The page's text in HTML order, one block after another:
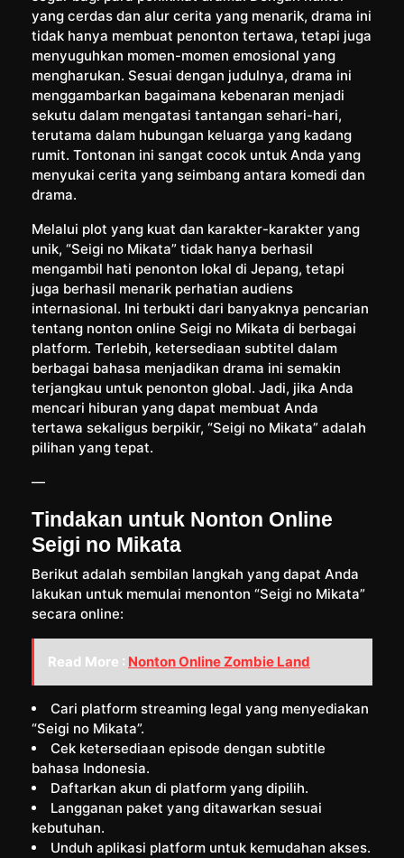
yang cerdas dan alur cerita yang menarik, drama ini
tidak hanya membuat penonton tertawa, tetapi juga
menyuguhkan momen-momen emosional yang
mengharukan. Sesuai dengan judulnya, drama ini
menggambarkan bagaimana kebenaran menjadi
sekutu dalam mengatasi tantangan sehari-hari,
terutama dalam hubungan keluarga yang kadang
rumit. Tontonan ini sangat cocok untuk Anda yang
menyukai cerita yang seimbang antara komedi dan
drama.
Melalui plot yang kuat dan karakter-karakter yang
unik, “Seigi no Mikata” tidak hanya berhasil
mengambil hati penonton lokal di Jepang, tetapi
juga berhasil menarik perhatian audiens
internasional. Ini terbukti dari banyaknya pencarian
tentang nonton online Seigi no Mikata di berbagai
platform. Terlebih, ketersediaan subtitel dalam
berbagai bahasa menjadikan drama ini semakin
terjangkau untuk penonton global. Jadi, jika Anda
mencari hiburan yang dapat membuat Anda
tertawa sekaligus berpikir, “Seigi no Mikata” adalah
pilihan yang tepat.
—
Tindakan untuk Nonton Online
Seigi no Mikata
Berikut adalah sembilan langkah yang dapat Anda
lakukan untuk memulai menonton “Seigi no Mikata”
secara online:
Read More : Nonton Online Zombie Land
Cari platform streaming legal yang menyediakan
“Seigi no Mikata”.
Cek ketersediaan episode dengan subtitle
bahasa Indonesia.
Daftarkan akun di platform yang dipilih.
Langganan paket yang ditawarkan sesuai
kebutuhan.
Unduh aplikasi platform untuk kemudahan akses.